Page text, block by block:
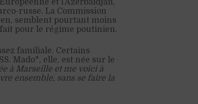
et l’Azerbaïdjan,
russe. La Commission
semblent pourtant moins
pour le régime poutinien.
familiale. Certains
Mado*, elle, est née sur le
à Marseille et me voici à
ensemble, sans se faire la